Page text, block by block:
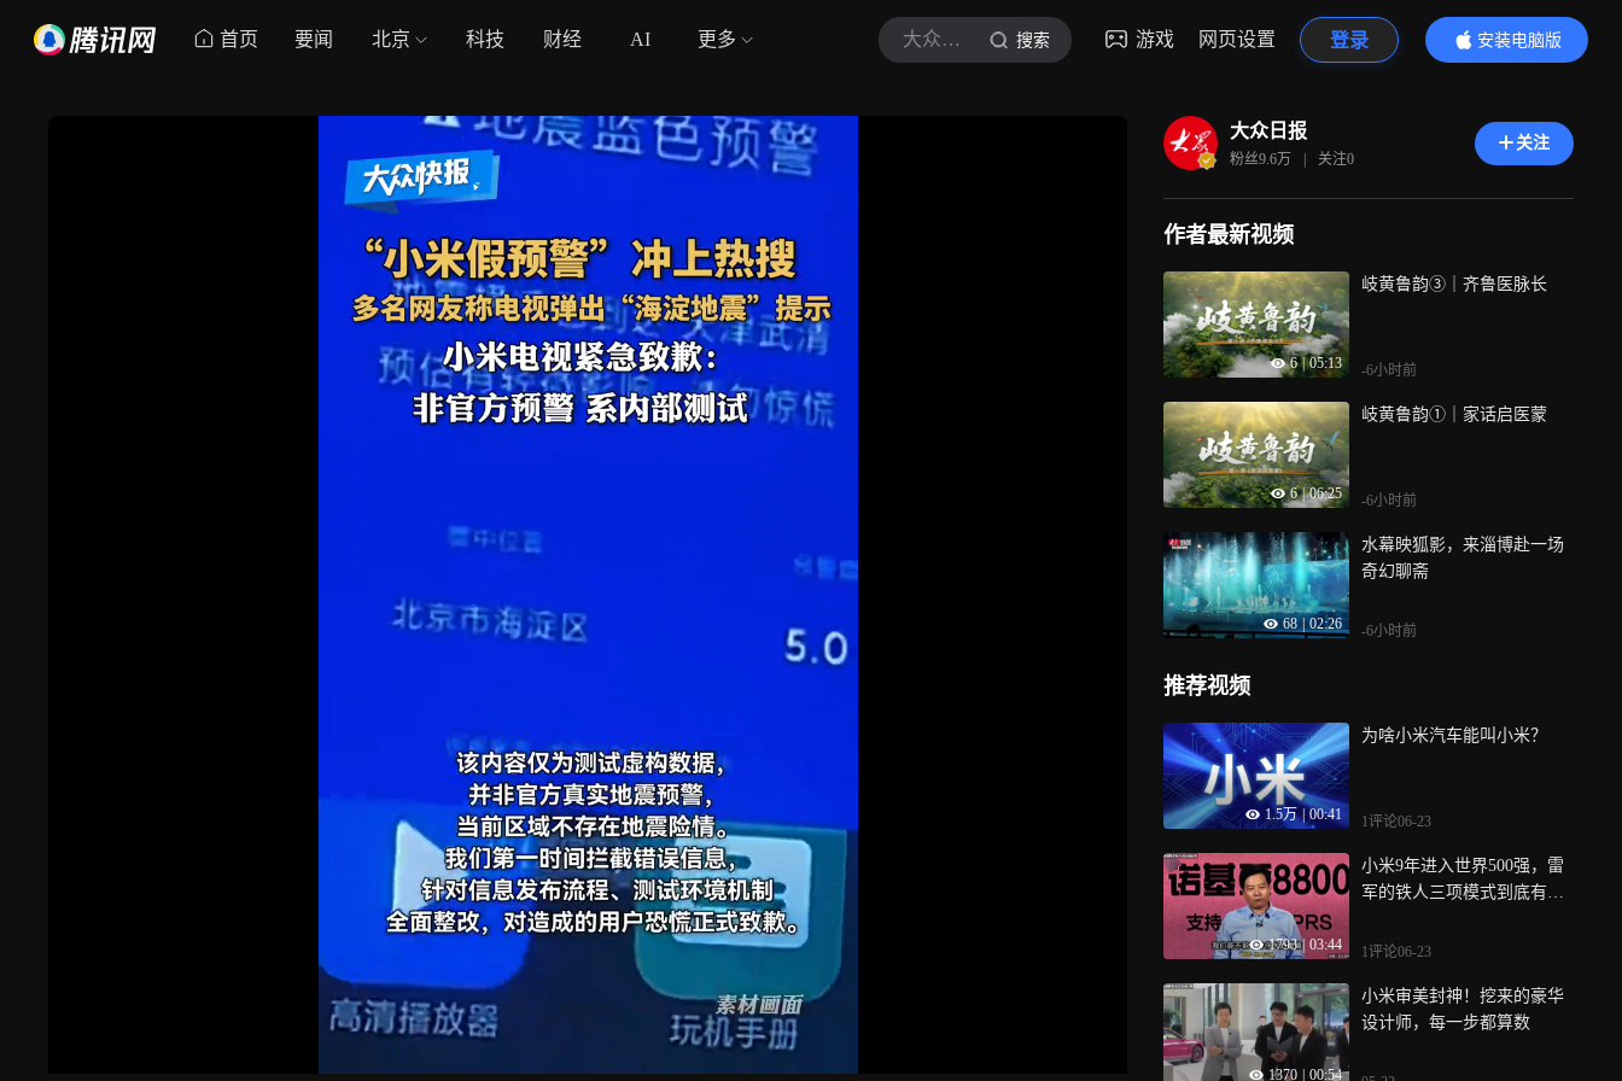
首页 要闻 北京 科技 财经 AI 更多 大众日报 搜索 游戏 网页设置 登录
安装电脑版
内容更精彩
大众日报
粉丝9.6万 | 关注0
关注
作者最新视频
6 | 05:13
岐黄鲁韵③｜齐鲁医脉长
-6小时前
6 | 06:25
岐黄鲁韵①｜家话启医蒙
-6小时前
68 02:26
水幕映狐影，来淄博赴一场
奇幻聊斋
-6小时前
推荐视频
1.5万 00:41
为啥小米汽车能叫小米？
1评论06-23
1793 | 03:44
小米9年进入世界500强，雷
军的铁人三项模式到底有多
1评论06-23
1370 00:54
小米审美封神！挖来的豪华
设计师，每一步都算数